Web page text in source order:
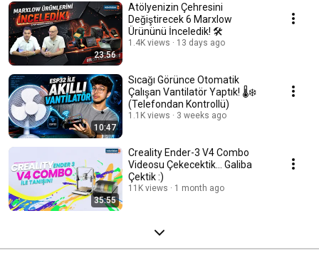
23:56
Atölyenizin Çehresini
Değiştirecek 6 Marxlow
Ürününü İnceledik! 🛠️
1.4K views 13 days ago
10:47
Sıcağı Görünce Otomatik
Çalışan Vantilatör Yaptık! 🌡️❄️
(Telefondan Kontrollü)
1.1K views 3 weeks ago
35:55
Creality Ender-3 V4 Combo
Videosu Çekecektik… Galiba
Çektik :)
11K views 1 month ago